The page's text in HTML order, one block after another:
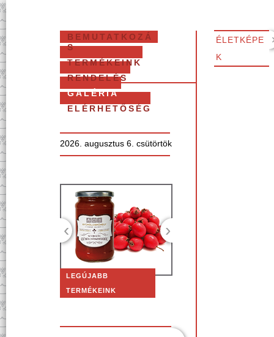
BEMUTATKOZÁ
S
TERMÉKEINK
RENDELÉS
GALÉRIA
ELÉRHETŐSÉG
2026. augusztus 6. csütörtök
›
‹
LEGÚJABB
TERMÉKEINK
ÉLETKÉPE
K